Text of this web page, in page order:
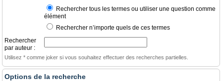
Rechercher tous les termes ou utiliser une question comme
élément
Rechercher n’importe quels de ces termes
Rechercher
par auteur :
Utilisez * comme joker si vous souhaitez effectuer des recherches partielles.
Options de la recherche